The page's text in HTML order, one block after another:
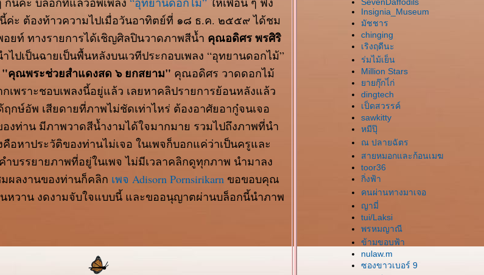
ค่ะ ต้องท้าวความไปเมื่อวันอาทิตย์ที่ ๑๘ ธ.ค. ๒๕๕๙ ได้ชม
อยท์ ทางรายการได้เชิญศิลปินวาดภาพสีน้ำ คุณอดิศร พรศิริ
ปเป็นฉายเป็นพื้นหลังบนเวทีประกอบเพลง “อุทยานดอกไม้”
"คุณพระช่วยสำแดงสด ๖ ยกสยาม" คุณอดิศร วาดดอกไม้
พราะชอบเพลงนี้อยู่แล้ว เลยหาคลิปรายการย้อนหลังแล้ว
กษ์อัพ เสียดายที่ภาพไม่ชัดเท่าไหร่ ต้องอาศัยอากู๋จนเจอ
งท่าน มีภาพวาดสีน้ำงามได้ใจมากมาย รวมไปถึงภาพที่นำ
อหาประวัติของท่านไม่เจอ ในเพจก็บอกแค่ว่าเป็นครูและ
บรรยายภาพที่อยู่ในเพจ ไม่มีเวลาคลิกดูทุกภาพ นำมาลง
ผลงานของท่านก็คลิก เพจ Adisorn Pornsirikarn ขอขอบคุณ
หวาน งดงามจับใจแบบนี้ และขออนุญาตผ่านบล็อกนี้นำภาพ
Insignia_Museum
มัชชาร
chinging
เริงฤดีนะ
ร่มไม้เย็น
Million Stars
ายกุ๊กไ่ก่
dingtech
เป็ดสวรรค์
sawkitty
หมีปุ๊
ณ ปลายฉัตร
สายหมอกและก้อนเมฆ
toor36
กิ่งฟ้า
คนผ่านทางมาเจอ
ญามี่
tui/Laksi
พรหมญาณี
ข้ามขอบฟ้า
nulaw.m
ซองขาวเบอร์ 9